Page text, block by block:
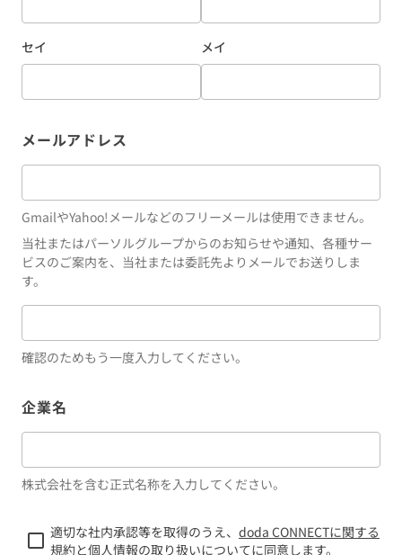
セイ メイ
メールアドレス
GmailやYahoo!メールなどのフリーメールは使用できません。
当社またはパーソルグループからのお知らせや通知、各種サー
ビスのご案内を、当社または委託先よりメールでお送りしま
す。
確認のためもう一度入力してください。
企業名
株式会社を含む正式名称を入力してください。
適切な社内承認等を取得のうえ、 doda CONNECTに関する
規約と個人情報の取り扱いについてに同意します。